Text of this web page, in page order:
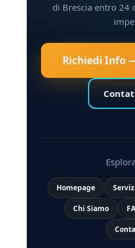
di Brescia entro 24
Richiedi Info
Homepage
Chi Siamo